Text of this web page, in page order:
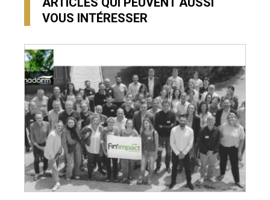
VOUS INTÉRESSER